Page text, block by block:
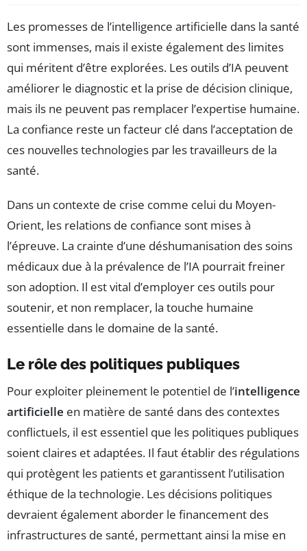
Les promesses de l’intelligence artificielle dans la santé
sont immenses, mais il existe également des limites
qui méritent d’être explorées. Les outils d’IA peuvent
améliorer le diagnostic et la prise de décision clinique,
mais ils ne peuvent pas remplacer l’expertise humaine.
La confiance reste un facteur clé dans l’acceptation de
ces nouvelles technologies par les travailleurs de la
santé.
Dans un contexte de crise comme celui du Moyen-
Orient, les relations de confiance sont mises à
l’épreuve. La crainte d’une déshumanisation des soins
médicaux due à la prévalence de l’IA pourrait freiner
son adoption. Il est vital d’employer ces outils pour
soutenir, et non remplacer, la touche humaine
essentielle dans le domaine de la santé.
Le rôle des politiques publiques
Pour exploiter pleinement le potentiel de l’intelligence
artificielle en matière de santé dans des contextes
conflictuels, il est essentiel que les politiques publiques
soient claires et adaptées. Il faut établir des régulations
qui protègent les patients et garantissent l’utilisation
éthique de la technologie. Les décisions politiques
devraient également aborder le financement des
infrastructures de santé, permettant ainsi la mise en